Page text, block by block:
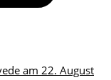
am 22. August